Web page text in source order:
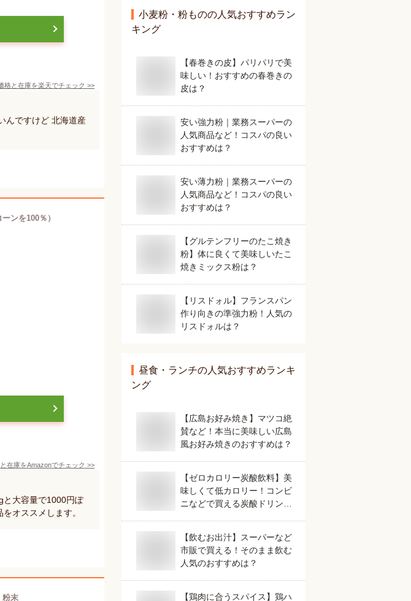
格と在庫を楽天でチェック >>
んですけど 北海道産
ンを100％）
在庫をAmazonでチェック >>
と大容量で1000円ぽ
オススメします。
粉末
小麦粉・粉ものの人気おすすめラン
キング
【春巻きの皮】パリパリで美
味しい！おすすめの春巻きの
皮は？
安い強力粉｜業務スーパーの
人気商品など！コスパの良い
おすすめは？
安い薄力粉｜業務スーパーの
人気商品など！コスパの良い
おすすめは？
【グルテンフリーのたこ焼き
粉】体に良くて美味しいたこ
焼きミックス粉は？
【リスドォル】フランスパン
作り向きの準強力粉！人気の
リスドォルは？
昼食・ランチの人気おすすめランキ
ング
【広島お好み焼き】マツコ絶
賛など！本当に美味しい広島
風お好み焼きのおすすめは？
【ゼロカロリー炭酸飲料】美
味しくて低カロリー！コンビ
ニなどで買える炭酸ドリンク
【飲むお出汁】スーパーなど
市販で買える！そのまま飲む
人気のおすすめは？
【鶏肉に合うスパイス】鶏ハ